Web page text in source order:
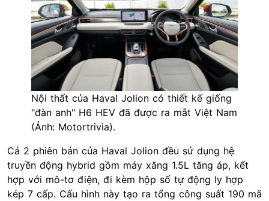
Nội thất của Haval Jolion có thiết kế giống
"đàn anh" H6 HEV đã được ra mắt Việt Nam
(Ảnh: Motortrivia).
Cả 2 phiên bản của Haval Jolion đều sử dụng hệ
truyền động hybrid gồm máy xăng 1.5L tăng áp, kết
hợp với mô-tơ điện, đi kèm hộp số tự động ly hợp
kép 7 cấp. Cấu hình này tạo ra tổng công suất 190 mã